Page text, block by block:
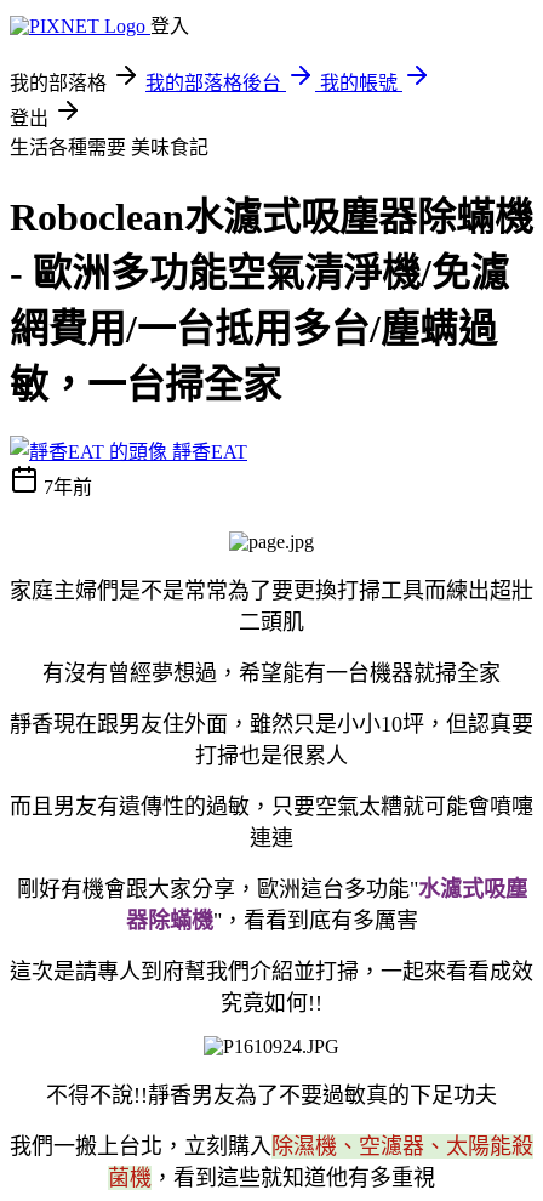
登入
我的部落格 我的部落格後台
我的帳號
登出
生活各種需要 美味食記
Roboclean水濾式吸塵器除蟎機
- 歐洲多功能空氣清淨機/免濾
網費用/一台抵用多台/塵螨過
敏，一台掃全家
靜香EAT
7年前
家庭主婦們是不是常常為了要更換打掃工具而練出超壯
二頭肌
有沒有曾經夢想過，希望能有一台機器就掃全家
靜香現在跟男友住外面，雖然只是小小10坪，但認真要
打掃也是很累人
而且男友有遺傳性的過敏，只要空氣太糟就可能會噴嚏
連連
剛好有機會跟大家分享，歐洲這台多功能"水濾式吸塵
器除蟎機"，看看到底有多厲害
這次是請專人到府幫我們介紹並打掃，一起來看看成效
究竟如何!!
不得不說!!靜香男友為了不要過敏真的下足功夫
我們一搬上台北，立刻購入 除濕機、空濾器、太陽能殺
菌機 ，看到這些就知道他有多重視